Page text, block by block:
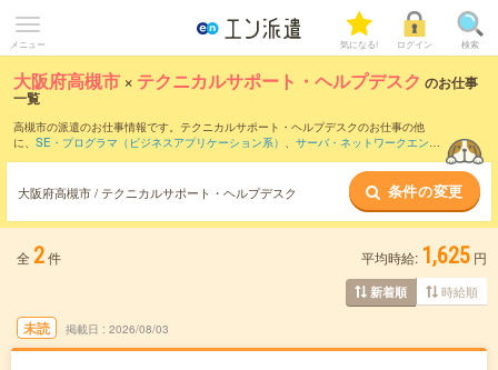
メニュー 気になる! ログイン 検索
大阪府高槻市 × テクニカルサポート・ヘルプデスク のお仕事
一覧
高槻市の派遣のお仕事情報です。テクニカルサポート・ヘルプデスクのお仕事の他
に、 SE・プログラマ（ビジネスアプリケーション系） 、 サーバ・ネットワークエンジ
などのこだわり条件で絞り込んでいただけます。職種辞典：テクニカル
サポート・ヘルプデスクのお仕事とは？とは？
大阪府高槻市 / テクニカルサポート・ヘルプデスク 条件の変更
全 2件 平均時給: 1,625 円
新着順 時給順
未読 掲載日 2026/08/03